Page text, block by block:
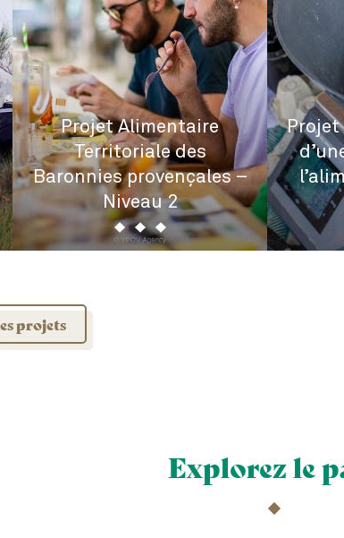
Projet Alimentaire
Territoriale des
Baronnies provençales –
Niveau 2
Projet
projets
Explorez le